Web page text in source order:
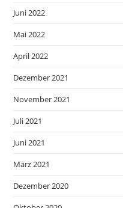
Juni 2022
Mai 2022
April 2022
Dezember 2021
November 2021
Juli 2021
Juni 2021
März 2021
Dezember 2020